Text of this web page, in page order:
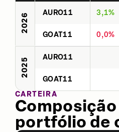
2026 AURO11 3,1%
GOAT11 0,0%
2025 AURO11
GOAT11
CARTEIRA
portfólio de